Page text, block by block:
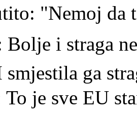
"Nemoj da
Bolje i straga
smjestila ga
To je sve EU